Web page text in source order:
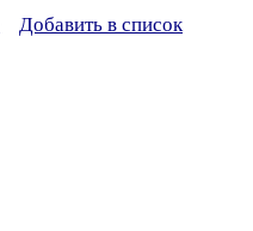
Добавить в список